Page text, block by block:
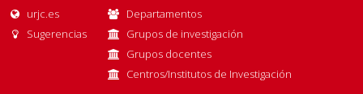
urjc.es
Sugerencias
Departamentos
Grupos de investigación
Grupos docentes
Centros/Institutos de Investigación